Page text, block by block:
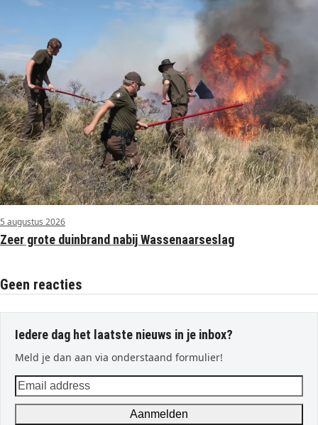
5 augustus 2026
Zeer grote duinbrand nabij Wassenaarseslag
Geen reacties
Iedere dag het laatste nieuws in je inbox?
Meld je dan aan via onderstaand formulier!
Email
address
Aanmelden